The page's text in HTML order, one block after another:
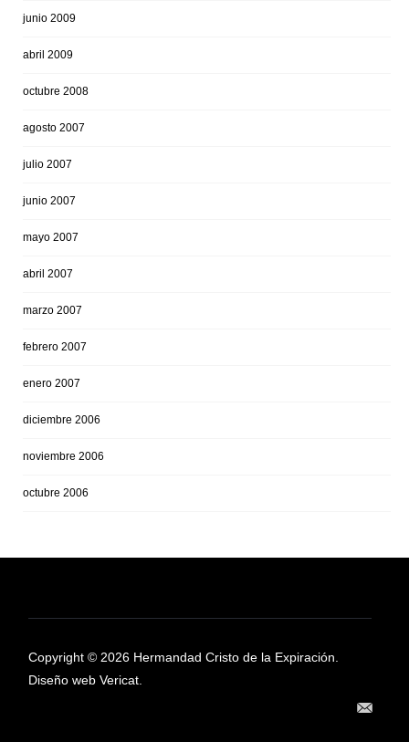
junio 2009
abril 2009
octubre 2008
agosto 2007
julio 2007
junio 2007
mayo 2007
abril 2007
marzo 2007
febrero 2007
enero 2007
diciembre 2006
noviembre 2006
octubre 2006
Copyright © 2026 Hermandad Cristo de la Expiración.
Diseño web Vericat.